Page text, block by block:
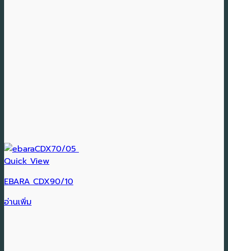
Quick View
EBARA CDX90/10
อ่านเพิ่ม